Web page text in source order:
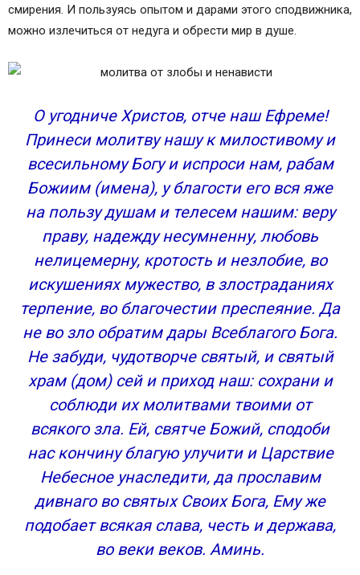
смирения. И пользуясь опытом и дарами этого сподвижника,
можно излечиться от недуга и обрести мир в душе.
О угодниче Христов, отче наш Ефреме!
Принеси молитву нашу к милостивому и
всесильному Богу и испроси нам, рабам
Божиим (имена), у благости его вся яже
на пользу душам и телесем нашим: веру
праву, надежду несумненну, любовь
нелицемерну, кротость и незлобие, во
искушениях мужество, в злостраданиях
терпение, во благочестии преспеяние. Да
не во зло обратим дары Всеблагого Бога.
Не забуди, чудотворче святый, и святый
храм (дом) сей и приход наш: сохрани и
соблюди их молитвами твоими от
всякого зла. Ей, святче Божий, сподоби
нас кончину благую улучити и Царствие
Небесное унаследити, да прославим
дивнаго во святых Своих Бога, Ему же
подобает всякая слава, честь и держава,
во веки веков. Аминь.